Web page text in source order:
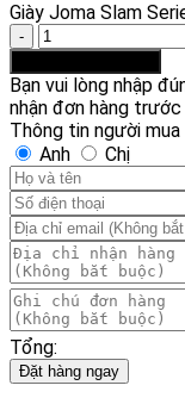
Giày Joma Slam
Giày
Joma
Slam
Series
Mens
-
Đen
Cam
số
lượng
Bạn vui lòng nhập
nhận đơn hàng trước
Thông tin người mua
Anh
Chị
Tổng:
Đặt hàng ngay